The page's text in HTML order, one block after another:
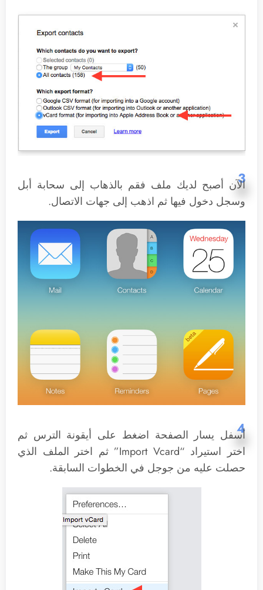
3
الآن أصبح لديك ملف فقم بالذهاب إلى سحابة أبل
وسجل دخول فيها ثم اذهب إلى جهات الاتصال.
4
أسفل يسار الصفحة اضغط على أيقونة الترس ثم
اختر استيراد “Import Vcard” ثم اختر الملف الذي
حصلت عليه من جوجل في الخطوات السابقة.